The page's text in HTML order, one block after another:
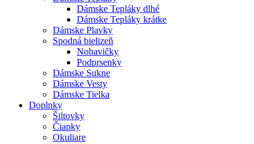
Dámske Tepláky dlhé
Dámske Tepláky krátke
Dámske Plavky
Spodná bielizeň
Nohavičky
Podprsenky
Dámske Sukne
Dámske Vesty
Dámske Tielka
Doplnky
Šiltovky
Čiapky
Okuliare